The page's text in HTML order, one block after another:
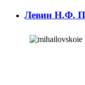
Левин Н.Ф.